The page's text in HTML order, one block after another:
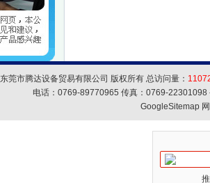
东莞市腾达设备贸易有限公司 版权所有 总访问量：
电话：0769-89770965 传真：0769-
GoogleSitemap网